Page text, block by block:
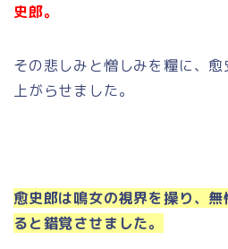
史郎。
その悲しみと憎しみを糧に、
上がらせました。
愈史郎は鳴女の視界を操り、
ると錯覚させました。